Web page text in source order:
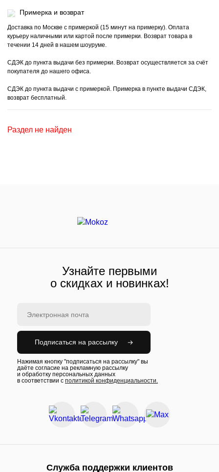
Примерка и возврат
Доставка по Москве с примеркой (15 минут на примерку). Оплата
курьеру наличными или картой после примерки. Возврат товара в
течении 14 дней в нашем шоуруме.
СДЭК до пункта выдачи без примерки. Возврат осуществляется за счёт
покупателя до нашего офиса.
СДЭК до пункта выдачи с примеркой. Примерка в пункте выдачи СДЭК,
возврат бесплатный.
Раздел не найден
Узнайте первыми
о скидках и новинках!
Подписаться на рассылку
Нажимая кнопку "подписаться на рассылку" вы
даёте согласие на рекламную рассылку
и обработку персональных данных
в соответствии с политикой конфиденциальности.
Служба поддержки клиентов